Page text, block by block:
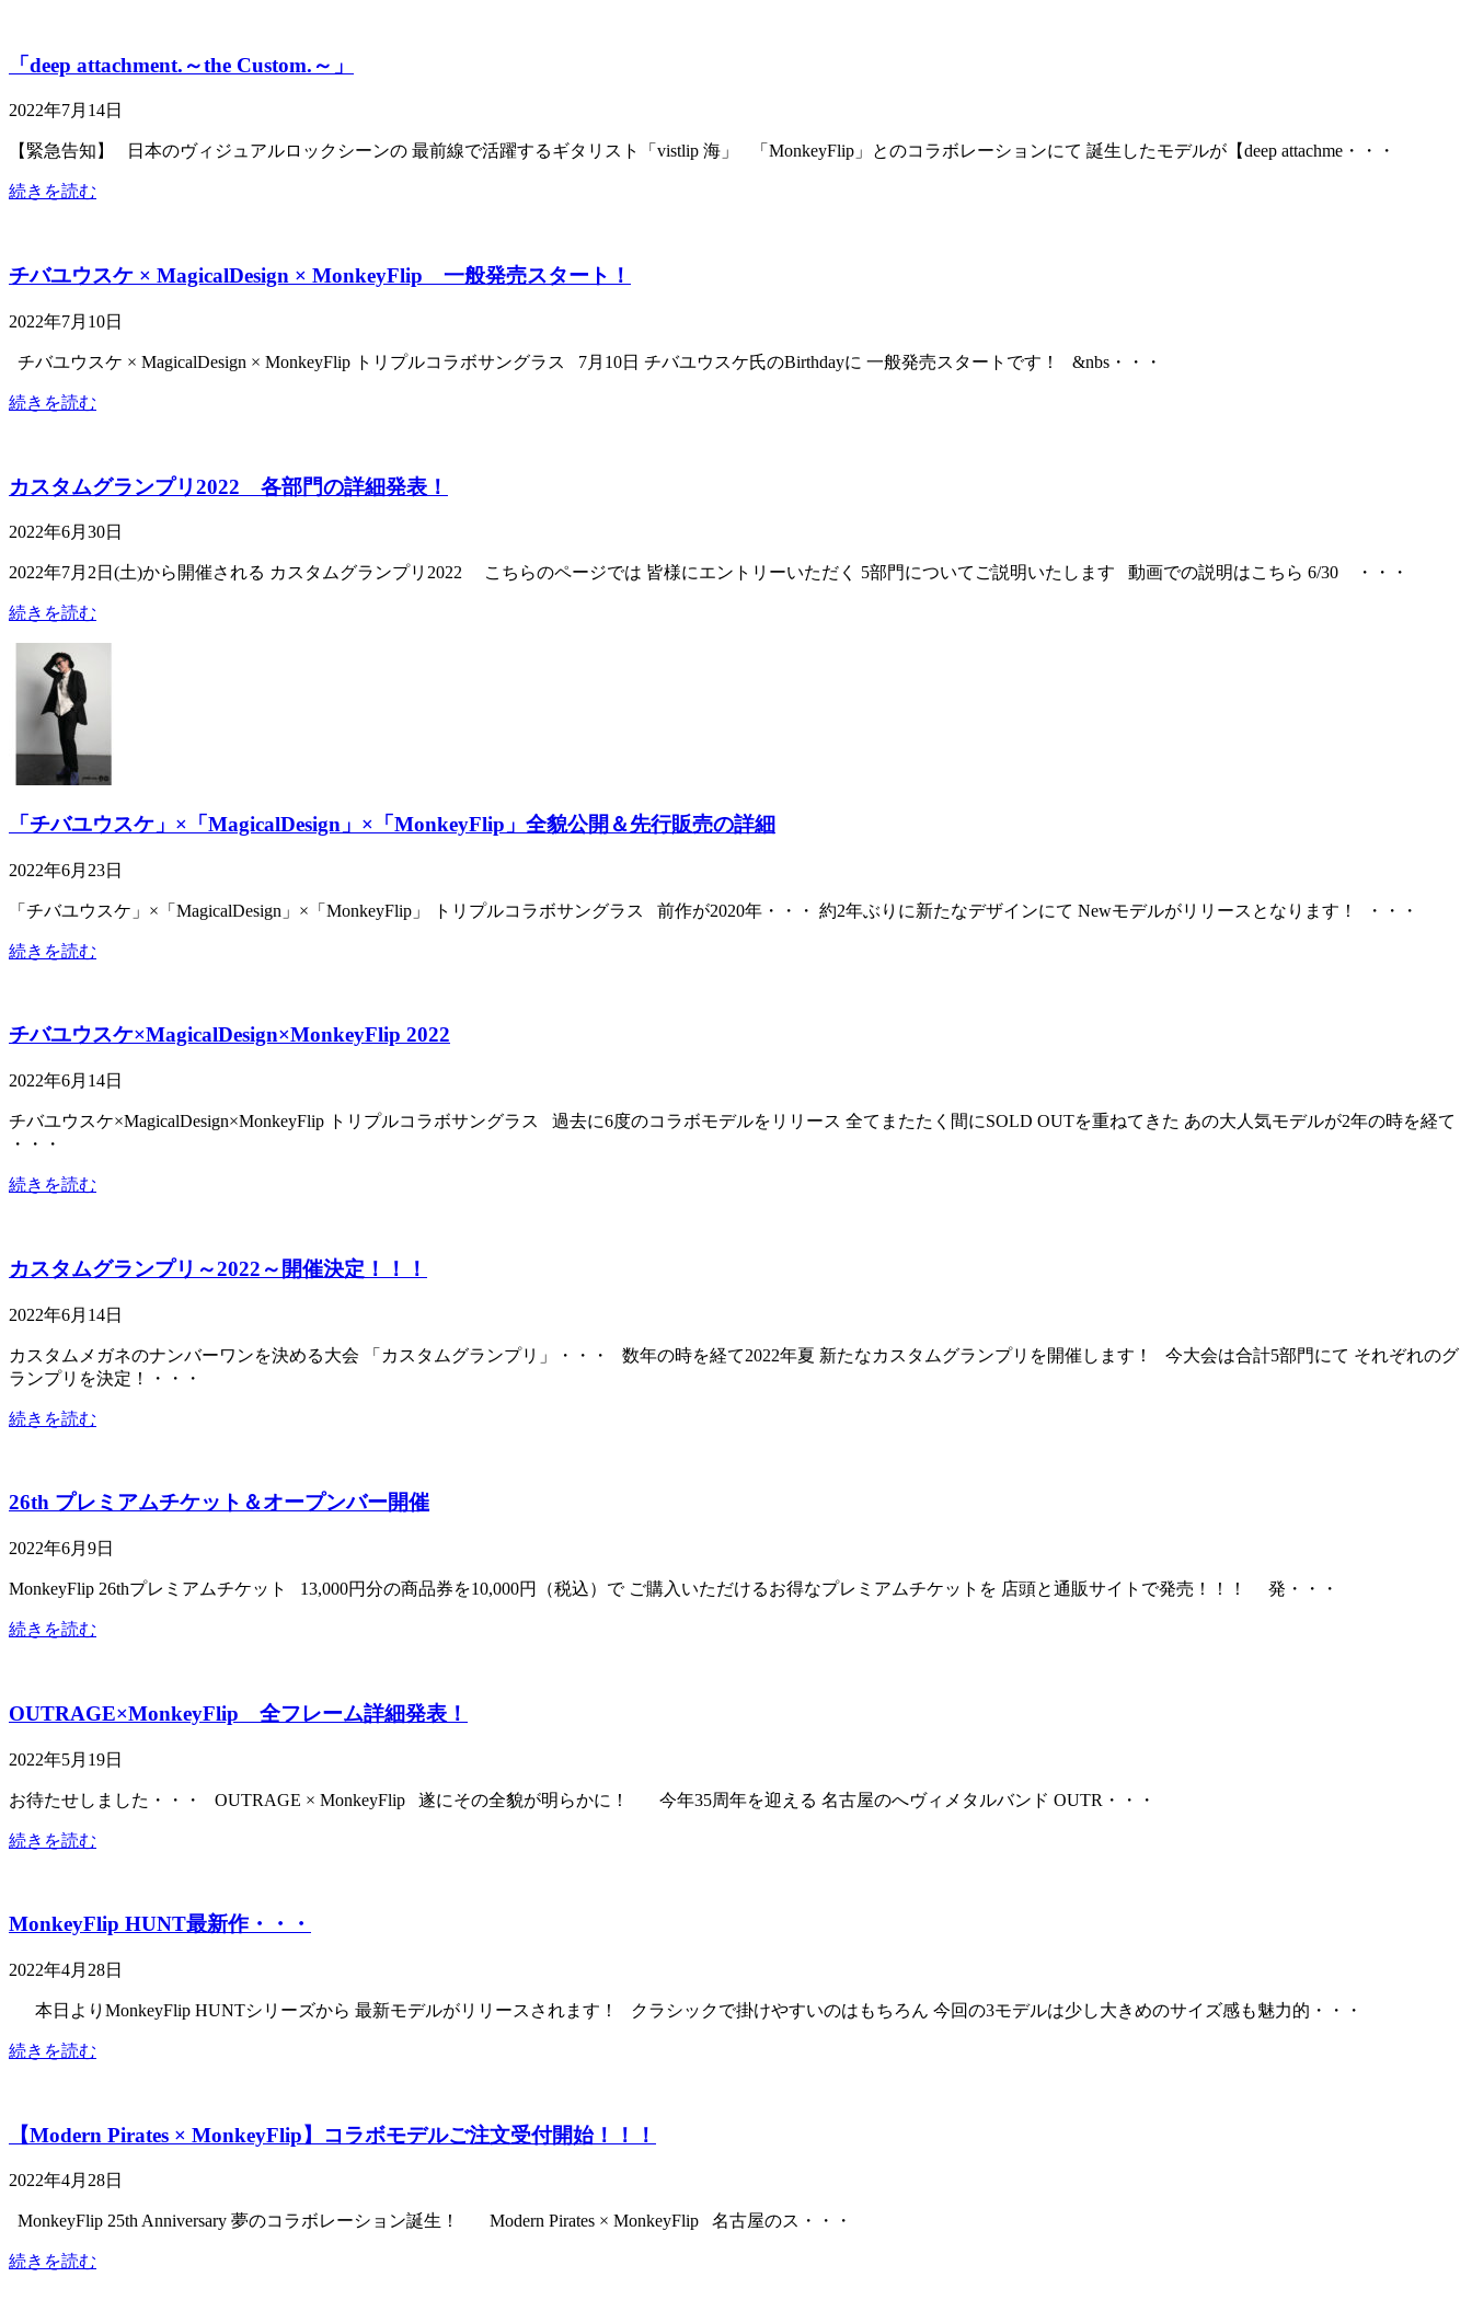
「deep attachment.～the Custom.～」
2022年7月14日
【緊急告知】 日本のヴィジュアルロックシーンの 最前線で活躍するギタリスト「vistlip 海」 「MonkeyFlip」とのコラボレーションにて 誕生したモデルが【deep attachme・・・
続きを読む
チバユウスケ × MagicalDesign × MonkeyFlip 一般発売スタート！
2022年7月10日
チバユウスケ × MagicalDesign × MonkeyFlip トリプルコラボサングラス 7月10日 チバユウスケ氏のBirthdayに 一般発売スタートです！ &nbs・・・
続きを読む
カスタムグランプリ2022 各部門の詳細発表！
2022年6月30日
2022年7月2日(土)から開催される カスタムグランプリ2022 こちらのページでは 皆様にエントリーいただく 5部門についてご説明いたします 動画での説明はこちら 6/30 ・・・
続きを読む
「チバユウスケ」×「MagicalDesign」×「MonkeyFlip」全貌公開＆先行販売の詳細
2022年6月23日
「チバユウスケ」×「MagicalDesign」×「MonkeyFlip」 トリプルコラボサングラス 前作が2020年・・・ 約2年ぶりに新たなデザインにて Newモデルがリリースとなります！ ・・・
続きを読む
チバユウスケ×MagicalDesign×MonkeyFlip 2022
2022年6月14日
チバユウスケ×MagicalDesign×MonkeyFlip トリプルコラボサングラス 過去に6度のコラボモデルをリリース 全てまたたく間にSOLD OUTを重ねてきた あの大人気モデルが2年の時を経て
・・・
続きを読む
カスタムグランプリ～2022～開催決定！！！
2022年6月14日
カスタムメガネのナンバーワンを決める大会 「カスタムグランプリ」・・・ 数年の時を経て2022年夏 新たなカスタムグランプリを開催します！ 今大会は合計5部門にて それぞれのグ
ランプリを決定！・・・
続きを読む
26th プレミアムチケット＆オープンバー開催
2022年6月9日
MonkeyFlip 26thプレミアムチケット 13,000円分の商品券を10,000円（税込）で ご購入いただけるお得なプレミアムチケットを 店頭と通販サイトで発売！！！ 発・・・
続きを読む
OUTRAGE×MonkeyFlip 全フレーム詳細発表！
2022年5月19日
お待たせしました・・・ OUTRAGE × MonkeyFlip 遂にその全貌が明らかに！ 今年35周年を迎える 名古屋のへヴィメタルバンド OUTR・・・
続きを読む
MonkeyFlip HUNT最新作・・・
2022年4月28日
本日よりMonkeyFlip HUNTシリーズから 最新モデルがリリースされます！ クラシックで掛けやすいのはもちろん 今回の3モデルは少し大きめのサイズ感も魅力的・・・
続きを読む
【Modern Pirates × MonkeyFlip】コラボモデルご注文受付開始！！！
2022年4月28日
MonkeyFlip 25th Anniversary 夢のコラボレーション誕生！ Modern Pirates × MonkeyFlip 名古屋のス・・・
続きを読む